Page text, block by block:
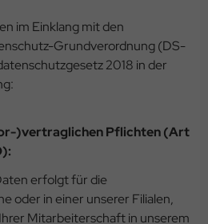
im Einklang mit den
Grundverordnung (DS-
2018 in der
)vertraglichen Pflichten (Art
erfolgt für die
oder in einer unserer Filialen,
Mitarbeiterschaft in unserem